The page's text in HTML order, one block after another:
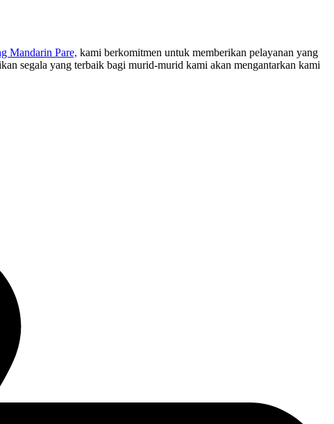
Mandarin Pare, kami berkomitmen untuk memberikan pelayanan yang
segala yang terbaik bagi murid-murid kami akan mengantarkan kami